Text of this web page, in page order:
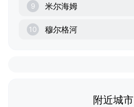
9 米尔海姆
10 穆尔格河
附近城市